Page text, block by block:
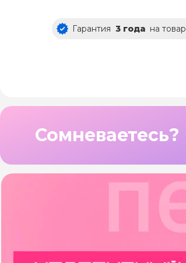
Гарантия 3 года на товар
Сомневаетесь?